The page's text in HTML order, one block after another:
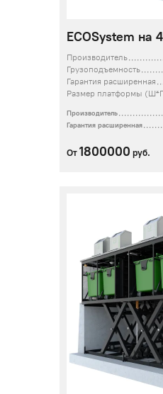
ECOSystem на
Производитель
Грузоподъемность
Гарантия расширенная
Размер платформы
Производитель
Гарантия расширенная
От 1800000 руб.